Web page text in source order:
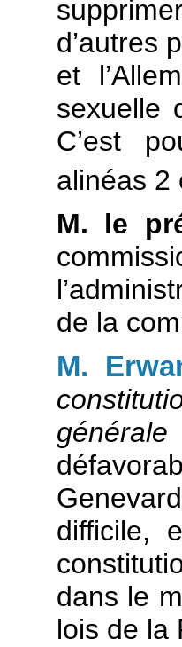
d’autres
et
sexuelle
C’est
alinéas 2
M. le
de la
M.
difficile,
dans le
lois de la